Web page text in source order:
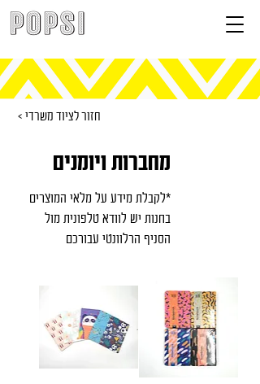
< חזור לציוד משרדי
מחברות ויומנים
*לקבלת מידע על מלאי המוצרים
בחנות יש לוודא טלפונית מול
הסניף הרלוונטי עבורכם